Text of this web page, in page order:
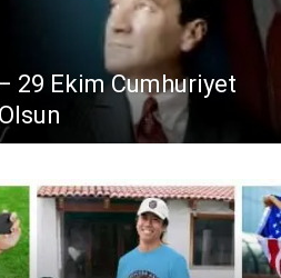
29 Ekim Cumhuriyet